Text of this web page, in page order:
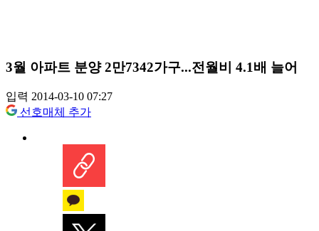
3월 아파트 분양 2만7342가구...전월비 4.1배 늘어
입력 2014-03-10 07:27
선호매체 추가